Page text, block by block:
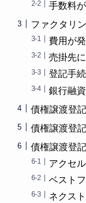
手数料
ファクタリ
費用が
売掛先
登記手
銀行融
債権譲渡登
債権譲渡登
債権譲渡登
アクセ
ベスト
ネクス